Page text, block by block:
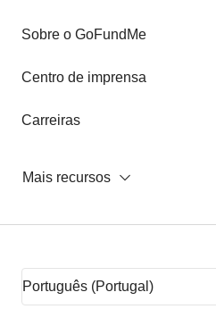
Sobre o GoFundMe
Centro de imprensa
Carreiras
Mais recursos
Sites de arrecadação de fundos